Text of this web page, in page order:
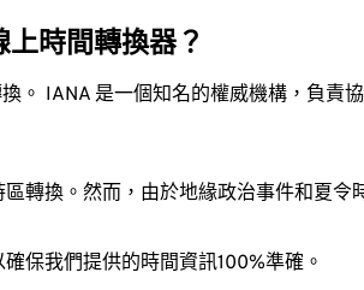
時間轉換器？
。 IANA 是一個知名的權威機構，負責
轉換。然而，由於地緣政治事件和夏令
保我們提供的時間資訊100%準確。